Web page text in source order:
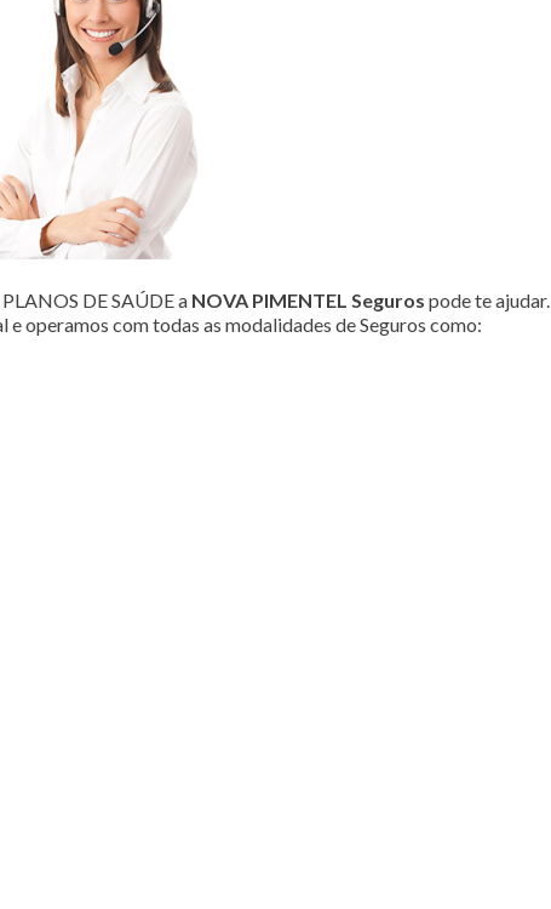
DE SAÚDE a NOVA PIMENTEL Seguros pode te ajudar.
operamos com todas as modalidades de Seguros como: